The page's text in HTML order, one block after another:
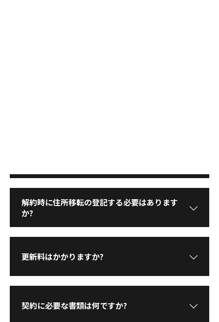
解約時に住所移転の登記する必要はあります
か?
更新料はかかりますか?
契約に必要な書類は何ですか?